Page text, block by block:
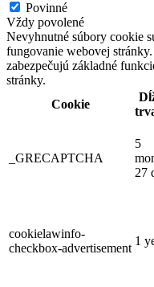
Povinné
Vždy povolené
Nevyhnutné súbory cookie
fungovanie webovej
zabezpečujú základné
stránky.
Cookie
_GRECAPTCHA
5
27
cookielawinfo-
checkbox-advertisement
1